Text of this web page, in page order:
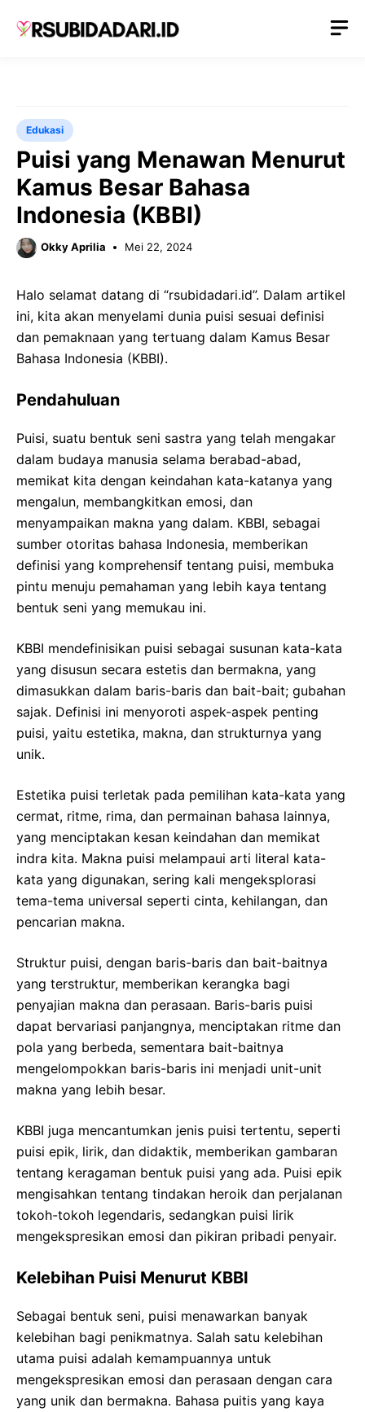
Edukasi
Puisi yang Menawan Menurut
Kamus Besar Bahasa
Indonesia (KBBI)
Okky Aprilia Mei 22, 2024
Halo selamat datang di “rsubidadari.id”. Dalam artikel
ini, kita akan menyelami dunia puisi sesuai definisi
dan pemaknaan yang tertuang dalam Kamus Besar
Bahasa Indonesia (KBBI).
Pendahuluan
Puisi, suatu bentuk seni sastra yang telah mengakar
dalam budaya manusia selama berabad-abad,
memikat kita dengan keindahan kata-katanya yang
mengalun, membangkitkan emosi, dan
menyampaikan makna yang dalam. KBBI, sebagai
sumber otoritas bahasa Indonesia, memberikan
definisi yang komprehensif tentang puisi, membuka
pintu menuju pemahaman yang lebih kaya tentang
bentuk seni yang memukau ini.
KBBI mendefinisikan puisi sebagai susunan kata-kata
yang disusun secara estetis dan bermakna, yang
dimasukkan dalam baris-baris dan bait-bait; gubahan
sajak. Definisi ini menyoroti aspek-aspek penting
puisi, yaitu estetika, makna, dan strukturnya yang
unik.
Estetika puisi terletak pada pemilihan kata-kata yang
cermat, ritme, rima, dan permainan bahasa lainnya,
yang menciptakan kesan keindahan dan memikat
indra kita. Makna puisi melampaui arti literal kata-
kata yang digunakan, sering kali mengeksplorasi
tema-tema universal seperti cinta, kehilangan, dan
pencarian makna.
Struktur puisi, dengan baris-baris dan bait-baitnya
yang terstruktur, memberikan kerangka bagi
penyajian makna dan perasaan. Baris-baris puisi
dapat bervariasi panjangnya, menciptakan ritme dan
pola yang berbeda, sementara bait-baitnya
mengelompokkan baris-baris ini menjadi unit-unit
makna yang lebih besar.
KBBI juga mencantumkan jenis puisi tertentu, seperti
puisi epik, lirik, dan didaktik, memberikan gambaran
tentang keragaman bentuk puisi yang ada. Puisi epik
mengisahkan tentang tindakan heroik dan perjalanan
tokoh-tokoh legendaris, sedangkan puisi lirik
mengekspresikan emosi dan pikiran pribadi penyair.
Kelebihan Puisi Menurut KBBI
Sebagai bentuk seni, puisi menawarkan banyak
kelebihan bagi penikmatnya. Salah satu kelebihan
utama puisi adalah kemampuannya untuk
mengekspresikan emosi dan perasaan dengan cara
yang unik dan bermakna. Bahasa puitis yang kaya